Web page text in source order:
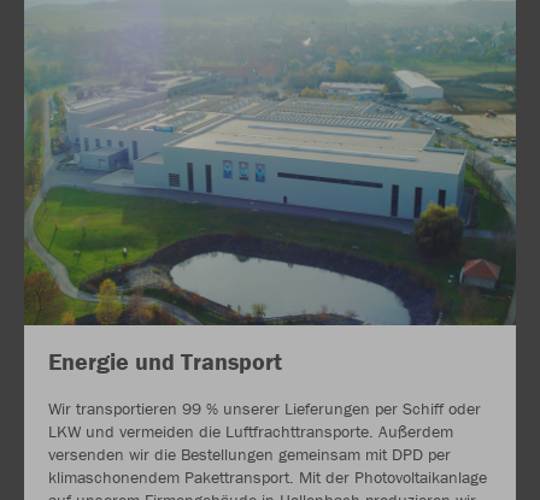
Energie und Transport
Wir transportieren 99 % unserer Lieferungen per Schiff oder
LKW und vermeiden die Luftfrachttransporte. Außerdem
versenden wir die Bestellungen gemeinsam mit DPD per
klimaschonendem Pakettransport. Mit der Photovoltaikanlage